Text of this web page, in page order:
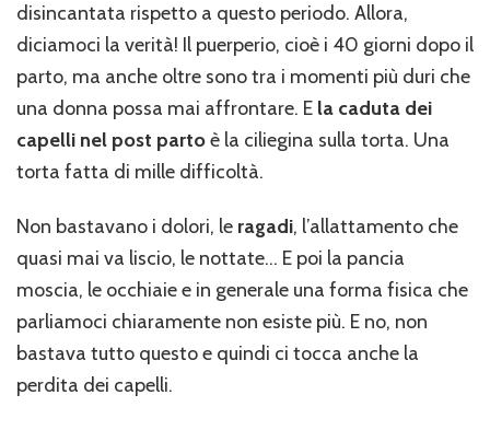
non
è
l’unico
disincantata rispetto a questo periodo. Allora,
diciamoci la verità! Il puerperio, cioè i 40 giorni dopo il
parto, ma anche oltre sono tra i momenti più duri che
una donna possa mai affrontare. E la caduta dei
capelli nel post partoè la ciliegina sulla torta. Una
torta fatta di mille difficoltà.
Non bastavano i dolori, le ragadi, l’allattamento che
quasi mai va liscio, le nottate… E poi la pancia
moscia, le occhiaie e in generale una forma fisica che
parliamoci chiaramente non esiste più. E no, non
bastava tutto questo e quindi ci tocca anche la
perdita dei capelli.